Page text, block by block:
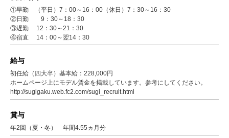
①早勤 （平日）7：00～16：00（休日）7：30～16：30
②日勤 9：30～18：30
③遅勤 12：30～21：30
④宿直 14：00～翌14：30
給与
初任給（四大卒）基本給：228,000円
ホームページ上にモデル賃金を掲載しています。参考にしてください。
http://sugigaku.web.fc2.com/sugi_recruit.html
賞与
年2回（夏・冬） 年間4.55ヵ月分